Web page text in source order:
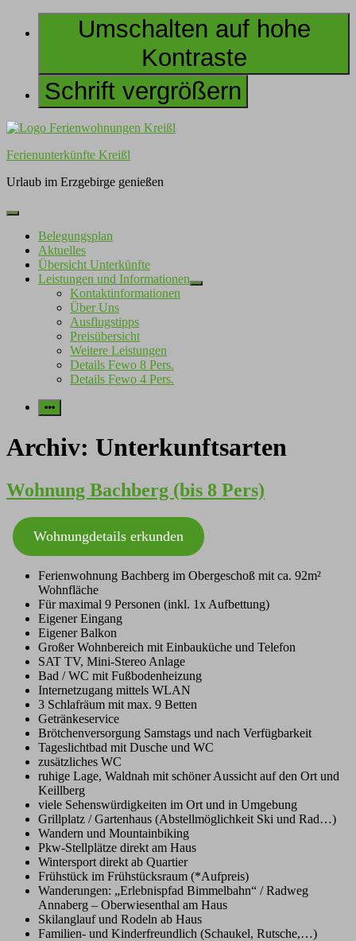
Umschalten auf hohe
Kontraste
Schrift vergrößern
Skip
content
Ferienunterkünfte Kreißl
Urlaub im Erzgebirge genießen
Belegungsplan
Aktuelles
Übersicht Unterkünfte
Leistungen und Informationen
Kontaktinformationen
Über Uns
Ausflugstipps
Preisübersicht
Weitere Leistungen
Details Fewo 8 Pers.
Details Fewo 4 Pers.
More
Archiv: Unterkunftsarten
Wohnung Bachberg (bis 8 Pers)
Wohnungdetails erkunden
Ferienwohnung Bachberg im Obergeschoß mit ca. 92m²
Wohnfläche
Für maximal 9 Personen (inkl. 1x Aufbettung)
Eigener Eingang
Eigener Balkon
Großer Wohnbereich mit Einbauküche und Telefon
SAT TV, Mini-Stereo Anlage
Bad / WC mit Fußbodenheizung
Internetzugang mittels WLAN
3 Schlafräum mit max. 9 Betten
Getränkeservice
Brötchenversorgung Samstags und nach Verfügbarkeit
Tageslichtbad mit Dusche und WC
zusätzliches WC
ruhige Lage, Waldnah mit schöner Aussicht auf den Ort und
Keillberg
viele Sehenswürdigkeiten im Ort und in Umgebung
Grillplatz / Gartenhaus (Abstellmöglichkeit Ski und Rad…)
Wandern und Mountainbiking
Pkw-Stellplätze direkt am Haus
Wintersport direkt ab Quartier
Frühstück im Frühstücksraum (*Aufpreis)
Wanderungen: „Erlebnispfad Bimmelbahn“ / Radweg
Annaberg – Oberwiesenthal am Haus
Skilanglauf und Rodeln ab Haus
Familien- und Kinderfreundlich (Schaukel, Rutsche,…)